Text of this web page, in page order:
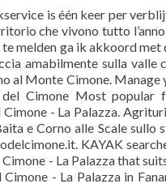
e mini appartamenti. Nabij Corno alle Scale. L'azienda si estende su un corpo unico di 30 ettari di terreno, pascolo per gli animali e orto. Special offers and last minute for your family holiday in Farmhouse accommodation in EMILIA ROMAGNA. Agriturismo Del Cimone - La Palazza - Agriturismo Del Cimone - La Palazza offers annex rooms close to 12 Lamaccione. Và bạn còn có thể nhận thông tin về các chương trình ưu đãi, khuyến mãi bí mật khi đăng ký nhận email. Via Calvanella, 710 – 41021 Fanano (MO) Voorwaarden & Bepalingen van Expedia Rewards. Tel. View deals for Agriturismo Del Cimone - La Palazza. Enjoy free WiFi, free parking, and a restaurant. Visit the page of the agriturismo Del Cimone - La Palazza. +39 335 6266972. Controleer of je je e-mailadres juist hebt ingevoerd voordat je verdergaat. Book online or call now. het samen boeken van een Vlucht + Hotel). © 2020 Expedia, Inc, an Expedia Group Company. Located in Mountain in Fanano (Modena), offers Room only, Half board, Full board, Bed & Breakfast in Bedroom Flat - Fanano. Lihat rincian Agriturismo Del Cimone - La Palazza. Vink dit vakje aan als je e-mails van Expedia wilt ontvangen over reisdeals, speciale aanbiedingen, prijswijzigingen, enquêtes, verzoeken om reisbeoordelingen en andere informatie. Korno ale Skalė netoliese. Enjoy free WiFi, free parking, and a restaurant. Žr. L'Agriturismo del Cimone è un ottimo luogo di villeggiatura per grandi e bambini che potranno trascorrere rilassanti giornate a contatto con la natura. Een gratis babybed is ook beschikbaar. Alle rechten voorbehouden. We weten niet zeker of je een mens of bot bent. Bekijk de deals voor Agriturismo Del Cimone - La Palazza. WiFi and parking are free, and this farm stay also features a restaurant. View deals for Agriturismo Del Cimone - La Palazza. Leden hebben toegang tot kortingen en speciale functies. Book Agriturismo del Cimone, Canevare on Tripadvisor: See 220 traveller reviews, 138 candid photos, and great deals for Agriturismo del Cimone, ranked #1 of 1 Speciality lodging in Canevare and rated 3.5 of 5 … Immerso tra boschi di faggi, larici ed abeti, nel Parco del Frignano, nasce l' Agriturismo del Cimone. De wifi en de parkeerplaatsen zijn gratis en deze plattelandsaccommodatie heeft ook een restaurant. Ga naar de overzichtspagina van de agriturismo Del Cimone - La Palazza. Aanvaarde betalingsmethodes op expedia.nl